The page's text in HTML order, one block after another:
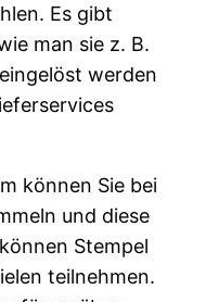
Es gibt
man sie z. B.
werden
können Sie bei
und diese
Stempel
teilnehmen.